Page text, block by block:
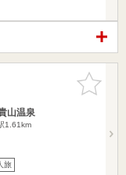
お気に入
りに追加
山温泉
1.61km
旅